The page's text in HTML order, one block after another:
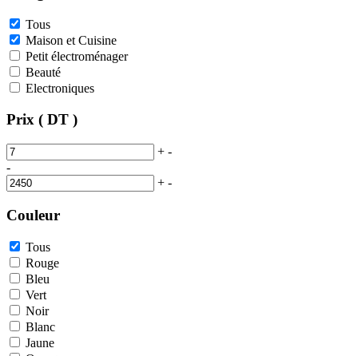
Tous
Maison et Cuisine
Petit électroménager
Beauté
Electroniques
Prix ( DT )
+ -
-
+ -
Couleur
Tous
Rouge
Bleu
Vert
Noir
Blanc
Jaune